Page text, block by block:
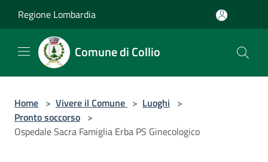
Regione Lombardia
Comune di Collio
Home > Vivere il Comune > Luoghi >
Pronto soccorso >
Ospedale Sacra Famiglia Erba PS Ginecologico